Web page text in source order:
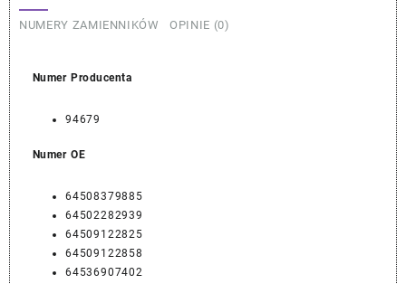
NUMERY ZAMIENNIKÓW OPINIE (0)
Numer Producenta
94679
Numer OE
64508379885
64502282939
64509122825
64509122858
64536907402